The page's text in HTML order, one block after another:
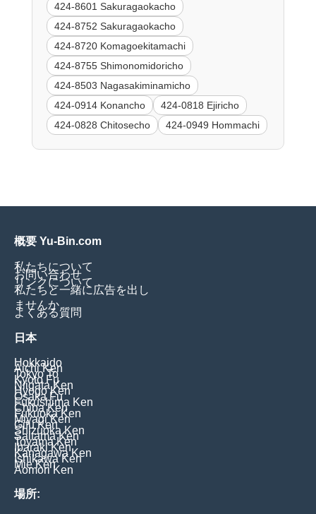
424-8601 Sakuragaokacho
424-8752 Sakuragaokacho
424-8720 Komagoekitamachi
424-8755 Shimonomidoricho
424-8503 Nagasakiminamicho
424-0914 Konancho
424-0818 Ejiricho
424-0828 Chitosecho
424-0949 Hommachi
概要 Yu-Bin.com
私たちについて
お問い合わせ
リンクについて
私たちと一緒に広告を出し
ませんか
よくある質問
日本
Hokkaido
Aichi Ken
Tokyo To
Kyoto Fu
Niigata Ken
Hyogo Ken
Osaka Fu
Fukushima Ken
Chiba Ken
Fukuoka Ken
Miyagi Ken
Gifu Ken
Shizuoka Ken
Saitama Ken
Toyama Ken
Ibaraki Ken
Kanagawa Ken
Ishikawa Ken
Mie Ken
Aomori Ken
場所: